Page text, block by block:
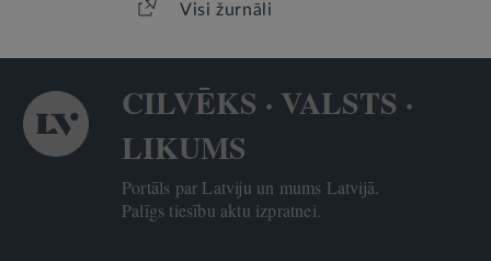
Visi žurnāli
CILVĒKS · VALSTS ·
LIKUMS
Portāls par Latviju un mums Latvijā.
Palīgs tiesību aktu izpratnei.